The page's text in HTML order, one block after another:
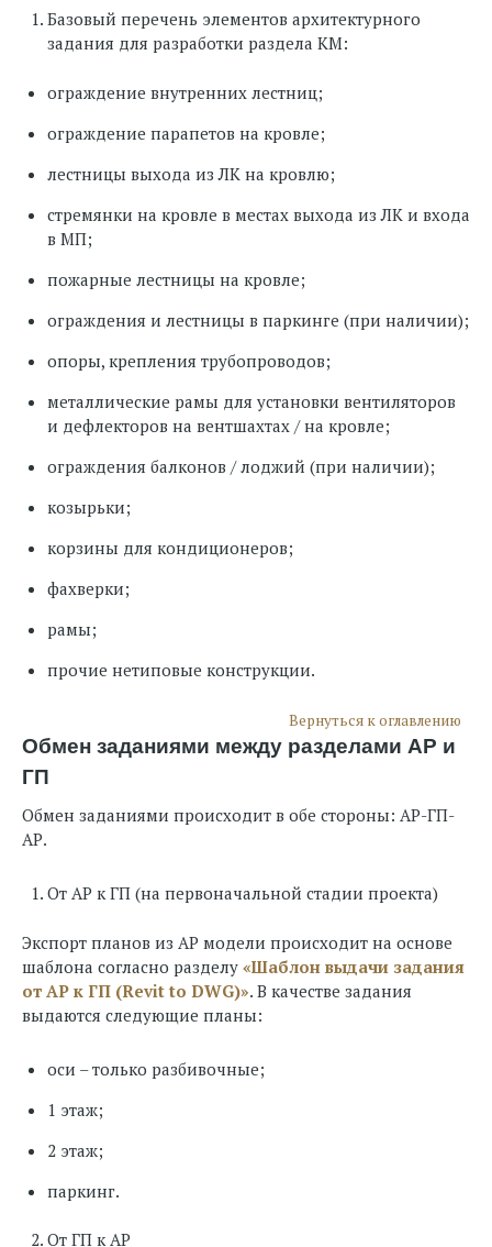
Базовый перечень элементов архитектурного
задания для разработки раздела КМ:
ограждение внутренних лестниц;
ограждение парапетов на кровле;
лестницы выхода из ЛК на кровлю;
стремянки на кровле в местах выхода из ЛК и входа
в МП;
пожарные лестницы на кровле;
ограждения и лестницы в паркинге (при наличии);
опоры, крепления трубопроводов;
металлические рамы для установки вентиляторов
и дефлекторов на вентшахтах / на кровле;
ограждения балконов / лоджий (при наличии);
козырьки;
корзины для кондиционеров;
фахверки;
рамы;
прочие нетиповые конструкции.
Вернуться к оглавлению
Обмен заданиями между разделами АР и
ГП
Обмен заданиями происходит в обе стороны: АР-ГП-
АР.
От АР к ГП (на первоначальной стадии проекта)
Экспорт планов из АР модели происходит на основе
шаблона согласно разделу «Шаблон выдачи задания
от АР к ГП (Revit to DWG)». В качестве задания
выдаются следующие планы:
оси – только разбивочные;
1 этаж;
2 этаж;
паркинг.
От ГП к АР